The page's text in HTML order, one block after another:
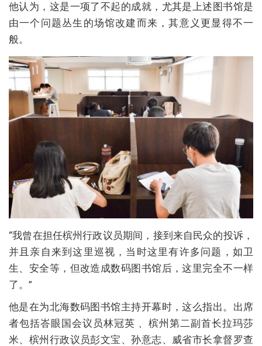
他认为，这是一项了不起的成就，尤其是上述图书馆是
由一个问题丛生的场馆改建而来，其意义更显得不一
般。
“我曾在担任槟州行政议员期间，接到来自民众的投诉，
并且亲自来到这里巡视，当时这里有许多问题，如卫
生、安全等，但改造成数码图书馆后，这里完全不一样
了。”
他是在为北海数码图书馆主持开幕时，这么指出。出席
者包括峇眼国会议员林冠英 、槟州第二副首长拉玛莎
米、槟州行政议员彭文宝、孙意志、威省市长拿督罗查